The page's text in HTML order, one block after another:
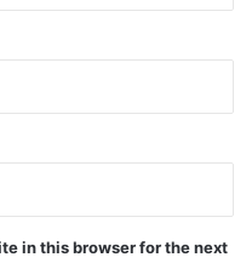
in this browser for the next